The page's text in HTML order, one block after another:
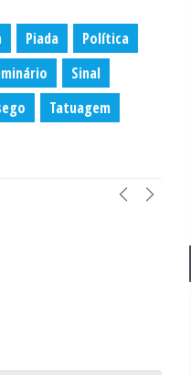
Piada
Política
Sinal
Tatuagem